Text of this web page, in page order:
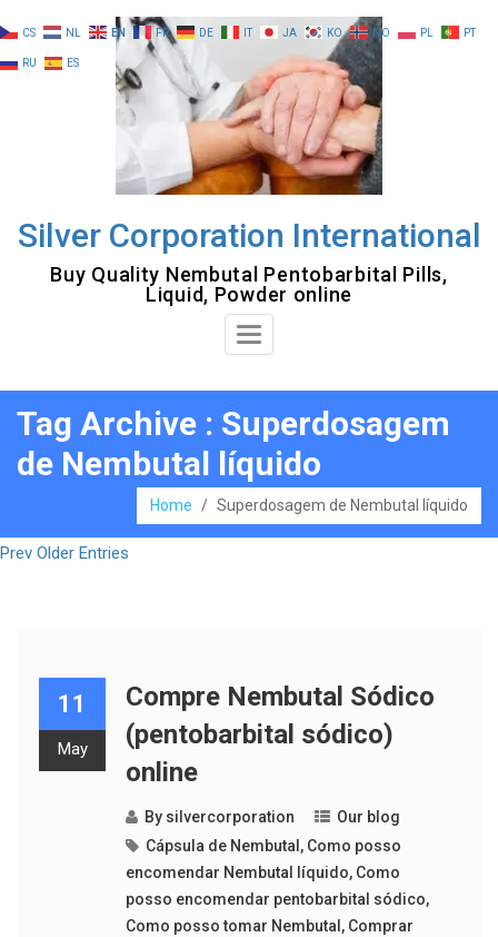
to
content
Silver Corporation International
Buy Quality Nembutal Pentobarbital Pills,
Liquid, Powder online
Toggle
Tag Archive : Superdosagem
de Nembutal líquido
Home / Superdosagem de Nembutal líquido
Prev Older Entries
11
May
Compre Nembutal Sódico
(pentobarbital sódico)
online
By silvercorporation
Our blog
Cápsula de Nembutal , Como posso
encomendar Nembutal líquido, Como
posso encomendar pentobarbital sódico,
Como posso tomar Nembutal , Comprar
CS NL EN FR DE IT JA KO NO PL PT
RU ES